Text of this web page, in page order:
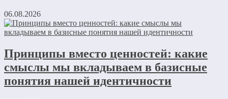
06.08.2026
Принципы вместо ценностей: какие
смыслы мы вкладываем в базисные
понятия нашей идентичности